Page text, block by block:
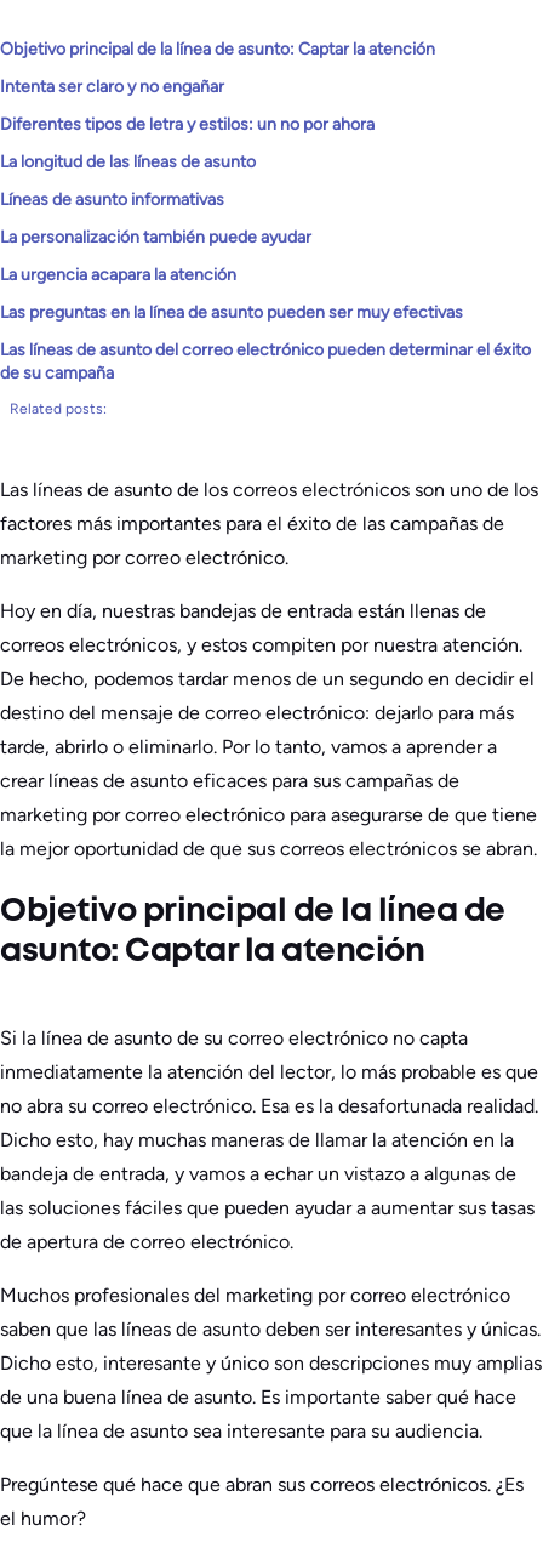
Objetivo principal de la línea de asunto: Captar la atención
Intenta ser claro y no engañar
Diferentes tipos de letra y estilos: un no por ahora
La longitud de las líneas de asunto
Líneas de asunto informativas
La personalización también puede ayudar
La urgencia acapara la atención
Las preguntas en la línea de asunto pueden ser muy efectivas
Las líneas de asunto del correo electrónico pueden determinar el éxito
de su campaña
Related posts:
Las líneas de asunto de los correos electrónicos son uno de los
factores más importantes para el éxito de las campañas de
marketing por correo electrónico.
Hoy en día, nuestras bandejas de entrada están llenas de
correos electrónicos, y estos compiten por nuestra atención.
De hecho, podemos tardar menos de un segundo en decidir el
destino del mensaje de correo electrónico: dejarlo para más
tarde, abrirlo o eliminarlo. Por lo tanto, vamos a aprender a
crear líneas de asunto eficaces para sus campañas de
marketing por correo electrónico para asegurarse de que tiene
la mejor oportunidad de que sus correos electrónicos se abran.
Objetivo principal de la línea de
asunto: Captar la atención
Si la línea de asunto de su correo electrónico no capta
inmediatamente la atención del lector, lo más probable es que
no abra su correo electrónico. Esa es la desafortunada realidad.
Dicho esto, hay muchas maneras de llamar la atención en la
bandeja de entrada, y vamos a echar un vistazo a algunas de
las soluciones fáciles que pueden ayudar a aumentar sus tasas
de apertura de correo electrónico.
Muchos profesionales del marketing por correo electrónico
saben que las líneas de asunto deben ser interesantes y únicas.
Dicho esto, interesante y único son descripciones muy amplias
de una buena línea de asunto. Es importante saber qué hace
que la línea de asunto sea interesante para su audiencia.
Pregúntese qué hace que abran sus correos electrónicos. ¿Es
el humor?